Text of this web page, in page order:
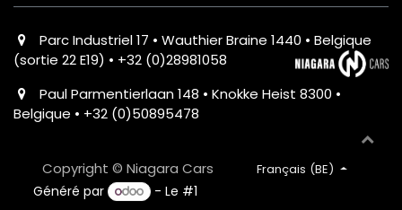
Parc Industriel 17 • Wauthier Braine 1440 • Belgique
(sortie 22 E19) • +32 (0)28981058
Paul Parmentierlaan 148 • Knokke Heist 8300 •
Belgique • +32 (0)50895478
Copyright © Niagara Cars Français (BE)
Généré par - Le #1